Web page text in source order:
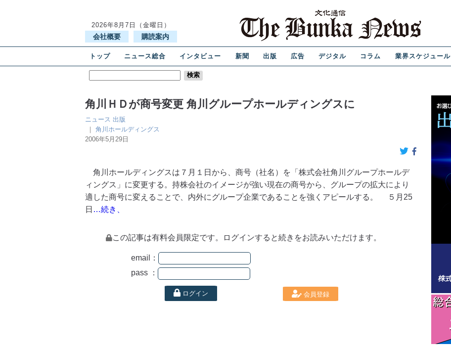
2026年8月7日（金曜日）
会社概要 購読案内
トップ ニュース総合 インタビュー 新聞 出版 広告 デジタル コラム 業界スケジュール
角川ＨＤが商号変更 角川グループホールディングスに
ニュース 出版
｜ 角川ホールディングス
2006年5月29日
角川ホールディングスは７月１日から、商号（社名）を「株式会社角川グループホールデ
ィングス」に変更する。持株会社のイメージが強い現在の商号から、グループの拡大により
適した商号に変えることで、内外にグループ企業であることを強くアピールする。 ５月25
日 …続き、
この記事は有料会員限定です。ログインすると続きをお読みいただけます。
email：
pass ：
ログイン 会員登録